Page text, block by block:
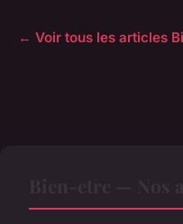
← Voir tous les articles